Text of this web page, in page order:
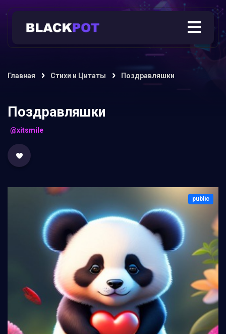
Главная Стихи и Цитаты Поздравляшки
Поздравляшки
@xitsmile
public